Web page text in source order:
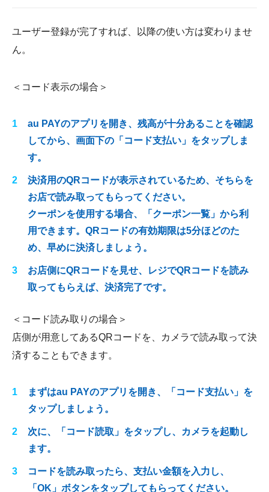
ユーザー登録が完了すれば、以降の使い方は変わりませ
ん。
＜コード表示の場合＞
au PAYのアプリを開き、残高が十分あることを確認
してから、画面下の「コード支払い」をタップしま
す。
決済用のQRコードが表示されているため、そちらを
お店で読み取ってもらってください。
クーポンを使用する場合、「クーポン一覧」から利
用できます。QRコードの有効期限は5分ほどのた
め、早めに決済しましょう。
お店側にQRコードを見せ、レジでQRコードを読み
取ってもらえば、決済完了です。
＜コード読み取りの場合＞
店側が用意してあるQRコードを、カメラで読み取って決
済することもできます。
まずはau PAYのアプリを開き、「コード支払い」を
タップしましょう。
次に、「コード読取」をタップし、カメラを起動し
ます。
コードを読み取ったら、支払い金額を入力し、
「OK」ボタンをタップしてもらってください。